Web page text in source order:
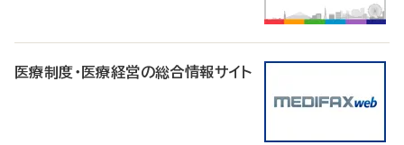
医療制度・医療経営の総合情報サイト